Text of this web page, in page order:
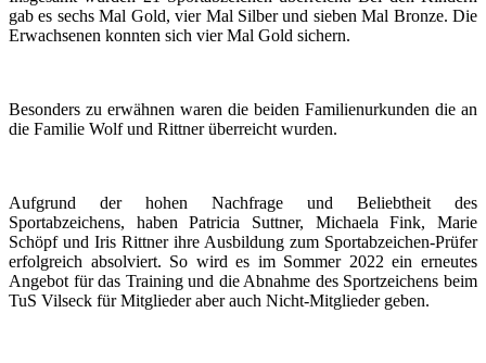
gab es sechs Mal Gold, vier Mal Silber und sieben Mal Bronze. Die
Erwachsenen konnten sich vier Mal Gold sichern.
Besonders zu erwähnen waren die beiden Familienurkunden die an
die Familie Wolf und Rittner überreicht wurden.
Aufgrund der hohen Nachfrage und Beliebtheit des
Sportabzeichens, haben Patricia Suttner, Michaela Fink, Marie
Schöpf und Iris Rittner ihre Ausbildung zum Sportabzeichen-Prüfer
erfolgreich absolviert. So wird es im Sommer 2022 ein erneutes
Angebot für das Training und die Abnahme des Sportzeichens beim
TuS Vilseck für Mitglieder aber auch Nicht-Mitglieder geben.